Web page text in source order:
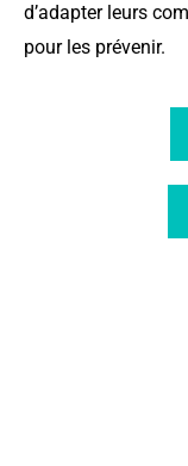
d’adapter leurs
pour les prévenir.